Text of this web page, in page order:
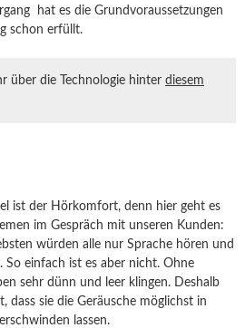
hat es die Grundvoraussetzungen
schon erfüllt.
über die Technologie hinter diesem
ist der Hörkomfort, denn hier geht es
im Gespräch mit unseren Kunden:
würden alle nur Sprache hören und
So einfach ist es aber nicht. Ohne
sehr dünn und leer klingen. Deshalb
dass sie die Geräusche möglichst in
lassen.